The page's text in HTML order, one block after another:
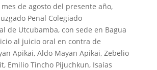
de agosto del presente año,
Penal Colegiado
de Utcubamba, con sede en Bagua
al juicio oral en contra de
Apikai, Aldo Mayan Apikai, Zebelio
Emilio Tincho Pijuchkun, Isaías